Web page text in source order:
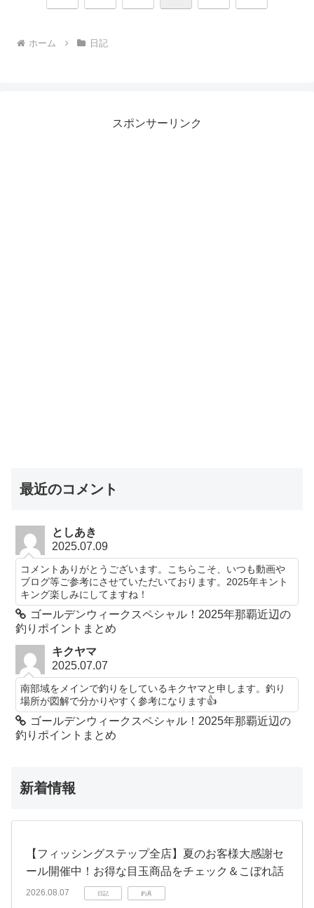
ホーム 日記
スポンサーリンク
最近のコメント
としあき
2025.07.09
コメントありがとうございます。こちらこそ、いつも動画や
ブログ等ご参考にさせていただいております。2025年キント
キング楽しみにしてますね！
ゴールデンウィークスペシャル！2025年那覇近辺の
釣りポイントまとめ
キクヤマ
2025.07.07
南部域をメインで釣りをしているキクヤマと申します。釣り
場所が図解で分かりやすく参考になります👍️
ゴールデンウィークスペシャル！2025年那覇近辺の
釣りポイントまとめ
新着情報
【フィッシングステップ全店】夏のお客様大感謝セ
ール開催中！お得な目玉商品をチェック＆こぼれ話
2026.08.07 日記 釣具